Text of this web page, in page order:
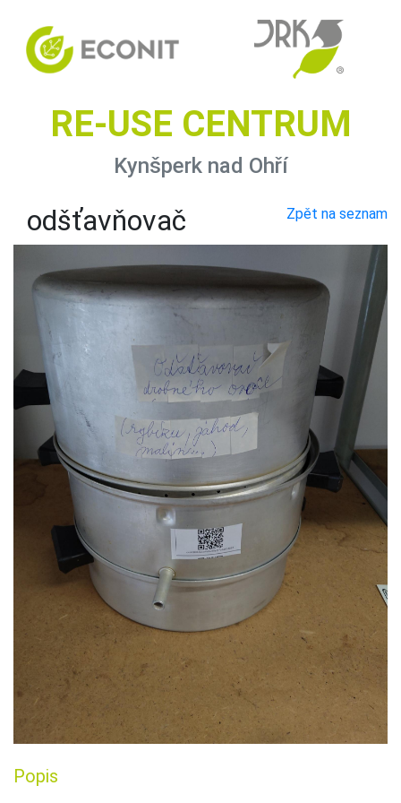
RE-USE CENTRUM
Kynšperk nad Ohří
Zpět na seznam
odšťavňovač
Popis